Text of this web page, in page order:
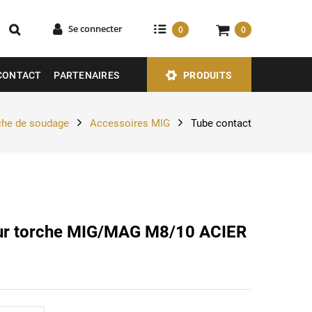
Se connecter 0 0
PARTENAIRES PRODUITS
de soudage Accessoires MIG Tube contact
torche MIG/MAG M8/10 ACIER